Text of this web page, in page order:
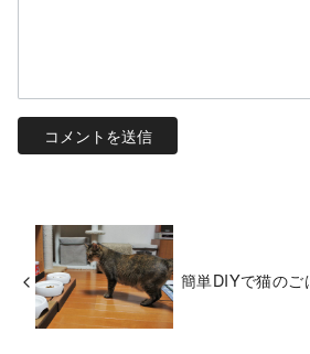
簡単DIYで猫のご